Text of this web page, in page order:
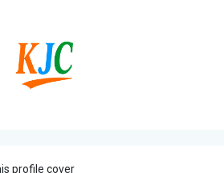
profile cover